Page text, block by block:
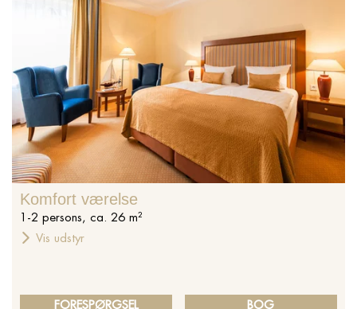
Komfort værelse
1 -2 persons, ca. 26 m²
Vis udstyr
FORESPØRGSEL BOG